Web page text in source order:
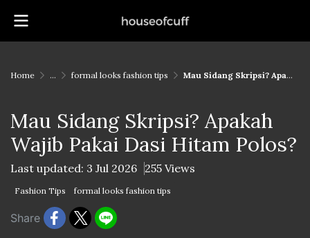
Home ... formal looks fashion tips Mau Sidang Skripsi? Apakah Wajib Pakai Dasi Hitam Polos?
Mau Sidang Skripsi? Apakah
Wajib Pakai Dasi Hitam Polos?
Last updated: 3 Jul 2026 255 Views
Fashion Tips formal looks fashion tips
Share